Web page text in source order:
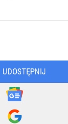
UDOSTĘPNIJ